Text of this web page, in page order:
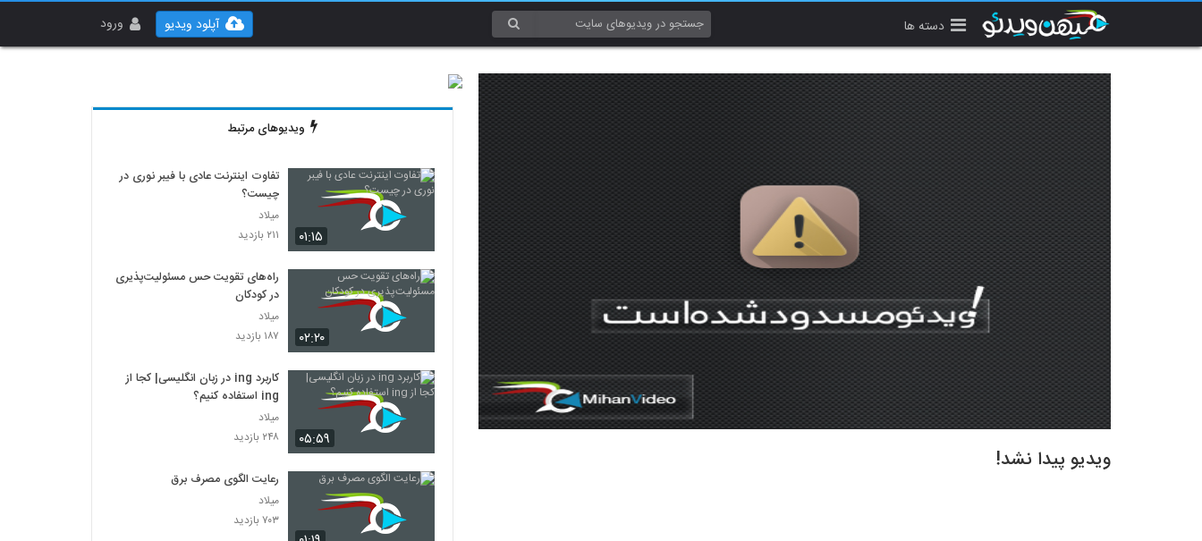
دسته ها ورود آپلود ویدیو
ویدیو پیدا نشد!
ویدیوهای مرتبط
۰۱:۱۵
تفاوت اینترنت عادی با فیبر نوری در
چیست؟
میلاد
۲۱۱ بازدید
۰۲:۲۰
راه‌های تقویت حس مسئولیت‌پذیری
در کودکان
میلاد
۱۸۷ بازدید
۰۵:۵۹
کاربرد ing در زبان انگلیسی| کجا از
ing استفاده کنیم؟
میلاد
۲۴۸ بازدید
رعایت الگوی مصرف برق
میلاد
۷۰۳ بازدید